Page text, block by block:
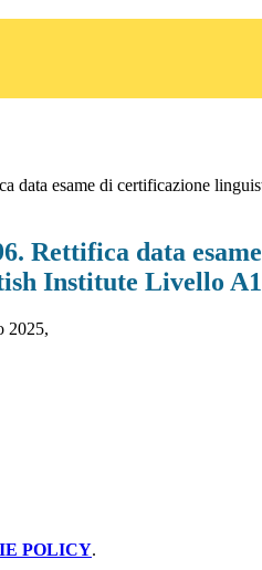
data esame di certificazione
Rettifica data
Institute Livello A1
2025,
POLICY.